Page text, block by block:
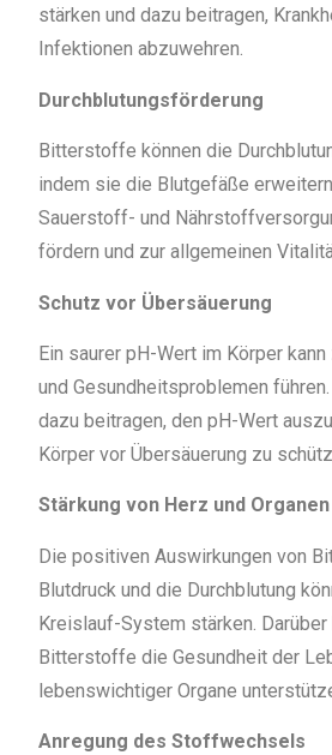
stärken und dazu beitragen,
Infektionen abzuwehren.
Durchblutungsförderung
Bitterstoffe können die
indem sie die Blutgefäße
Sauerstoff- und
fördern und zur allgemeinen
Schutz vor Übersäuerung
Ein saurer pH-Wert im Körper kann
und Gesundheitsproblemen
dazu beitragen, den pH-Wert
Körper vor Übersäuerung zu
Stärkung von Herz und Organen
Die positiven Auswirkungen von
Blutdruck und die Durchblutung
Kreislauf-System stärken. Darüber
Bitterstoffe die Gesundheit der
lebenswichtiger Organe
Anregung des Stoffwechsels